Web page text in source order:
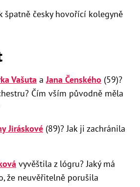
špatně česky hovořící kolegyně
Vašuta aJana Čenského (59)?
Čím vším původně měla
Jiráskové (89)? Jak ji zachránila
vyvěštila z lógru? Jaký má
že neuvěřitelně porušila